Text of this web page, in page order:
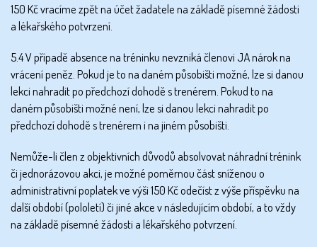
150 Kč vracíme zpět na účet žadatele na základě písemné žádosti
a lékařského potvrzení.
5.4 V případě absence na tréninku nevzniká členovi JA nárok na
vrácení peněz. Pokud je to na daném působišti možné, lze si danou
lekci nahradit po předchozí dohodě s trenérem. Pokud to na
daném působišti možné není, lze si danou lekci nahradit po
předchozí dohodě s trenérem i na jiném působišti.
Nemůže-li člen z objektivních důvodů absolvovat náhradní trénink
či jednorázovou akci, je možné poměrnou část sníženou o
administrativní poplatek ve výši 150 Kč odečíst z výše příspěvku na
další období (pololetí) či jiné akce v následujícím období, a to vždy
na základě písemné žádosti a lékařského potvrzení.